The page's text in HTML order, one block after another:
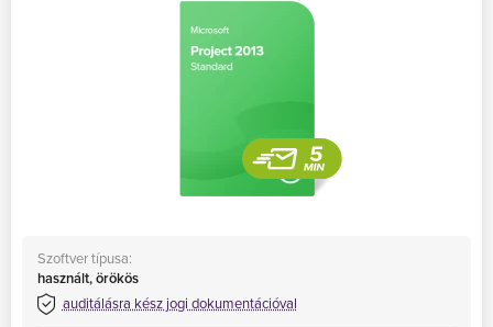
Szoftver típusa:
használt, örökös
auditálásra kész jogi dokumentációval